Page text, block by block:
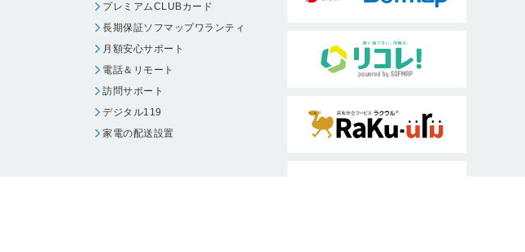
プレミアムCLUBカード
長期保証ソフマップワランティ
月額安心サポート
電話＆リモート
訪問サポート
デジタル119
家電の配送設置